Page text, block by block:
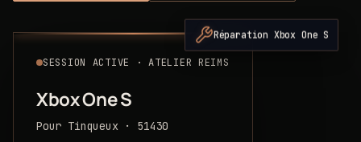
SESSION ACTIVE · ATELIER REIMS
Xbox One S
Pour Tinqueux · 51430
Réparation Xbox One S